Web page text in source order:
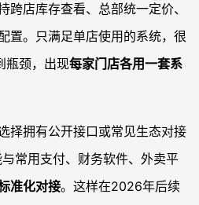
跨店库存查看、总部统一定价、
置。只满足单店使用的系统，很
瓶颈，出现每家门店各用一套系
择拥有公开接口或常见生态对接
常用支付、财务软件、外卖平
准化对接。这样在2026年后续